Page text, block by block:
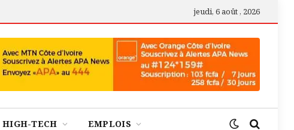
jeudi, 6 août , 2026
HIGH-TECH EMPLOIS